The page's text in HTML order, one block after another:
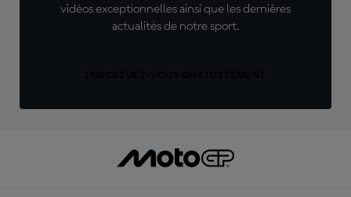
vidéos exceptionnelles ainsi que les dernières
actualités de notre sport.